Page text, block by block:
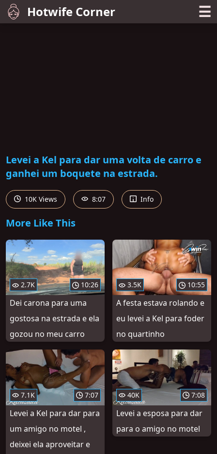
Hotwife Corner ☰
Levei a Kel para dar uma volta de carro e
ganhei um boquete na estrada.
10K Views 8:07 Info
More Like This
2.7K 10:26
Dei carona para uma
gostosa na estrada e ela
gozou no meu carro
3.5K 10:55
A festa estava rolando e
eu levei a Kel para foder
no quartinho
7.1K 7:07
Levei a Kel para dar para
um amigo no motel ,
deixei ela aproveitar e
40K 7:08
Levei a esposa para dar
para o amigo no motel